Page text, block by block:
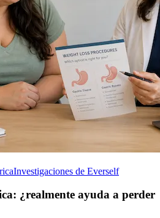
Investigaciones de Everself
¿realmente ayuda a perder